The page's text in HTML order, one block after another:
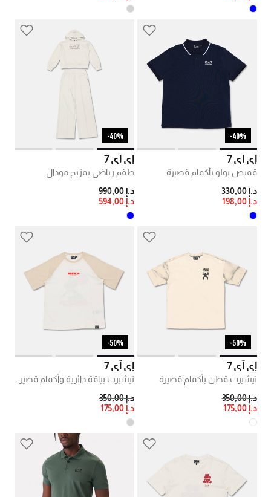
40%-
إي آي 7
قميص بولو بأكمام قصيرة
PRICE REDUCED FROM
د.إ 330,00
TO
د.إ 198,00
40%-
إي آي 7
طقم رياضي بمزيج مودال
PRICE REDUCED FROM
د.إ 990,00
د.إ 594,00
50%-
إي آي 7
تيشيرت قطن بأكمام قصيرة
PRICE REDUCED FROM
د.إ 350,00
د.إ 175,00
50%-
إي آي 7
PRICE REDUCED FROM
د.إ 350,00
د.إ 175,00